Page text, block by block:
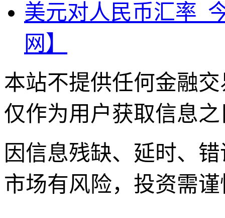
美元对人民币汇率_
网】
本站不提供任何金融
仅作为用户获取信息
因信息残缺、延时、
市场有风险，投资需